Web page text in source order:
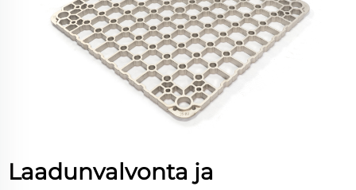
Laadunvalvonta ja